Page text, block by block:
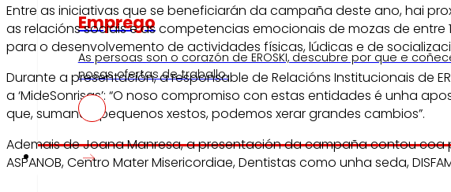
Emprego
As persoas son o corazón de EROSKI, descubre por que e
nosas ofertas de traballo.
Investidores
Entre as iniciativas que se beneficiarán da campaña deste ano, hai
as relacións sociais e as competencias emocionais de mozas de
para o desenvolvemento de actividades físicas, lúdicas e de
Durante a presentación, a responsable de Relacións Institucionais de
a ‘MideSonrisas’: “O noso compromiso con estas entidades é unha
que, sumando pequenos xestos, podemos xerar grandes cambios”.
Ademais de Joana Manresa, a presentación da campaña contou coa
ASPANOB, Centro Mater Misericordiae, Dentistas como unha seda,